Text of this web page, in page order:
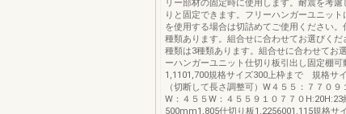
リー部材の固定時に使用します。耐震を考
りと固定できます。フリーハンガーユニッ
を使用する場合は切詰めてご使用ください
種類あります。組合せに合わせてお選びくだ
種類は3種類あります。組合せに合わせてお
ーハンガーユニット仕切り板引出し固定棚
1,1101,700規格サイズ300上枠まで 規格サ
（切断して長さ調整可）W４５５：７７０９
W：４５５W：４５５９１０７７０
500mm1,805仕切り板1,2256001,115規格サ